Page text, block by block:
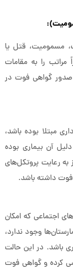
مسمومیت، قتل یا
را به مقامات
گواهی فوت در
مبتلا بوده باشد،
آن بیماری بوده
به رعایت پروتکل‌های
داشته باشد.
اجتماعی که امکان
وجود ندارد،
باشد. در این حالت
کرده و گواهی فوت